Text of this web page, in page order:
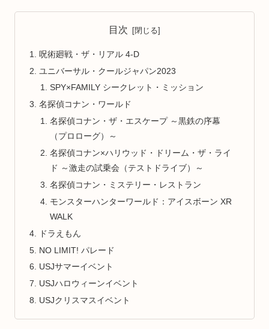
目次
呪術廻戦・ザ・リアル 4-D
ユニバーサル・クールジャパン2023
SPY×FAMILY シークレット・ミッション
名探偵コナン・ワールド
名探偵コナン・ザ・エスケープ ～黒鉄の序幕
（プロローグ）～
名探偵コナン×ハリウッド・ドリーム・ザ・ライ
ド ～激走の試乗会（テストドライブ）～
名探偵コナン・ミステリー・レストラン
モンスターハンターワールド：アイスボーン XR
WALK
ドラえもん
NO LIMIT! パレード
USJサマーイベント
USJハロウィーンイベント
USJクリスマスイベント